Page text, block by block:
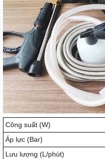
Công suất (W)
Áp lực (Bar)
Lưu lượng (L/phút)